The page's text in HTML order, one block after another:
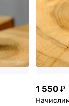
1 550 ₽